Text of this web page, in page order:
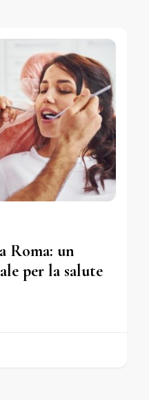
Roma: un
per la salute